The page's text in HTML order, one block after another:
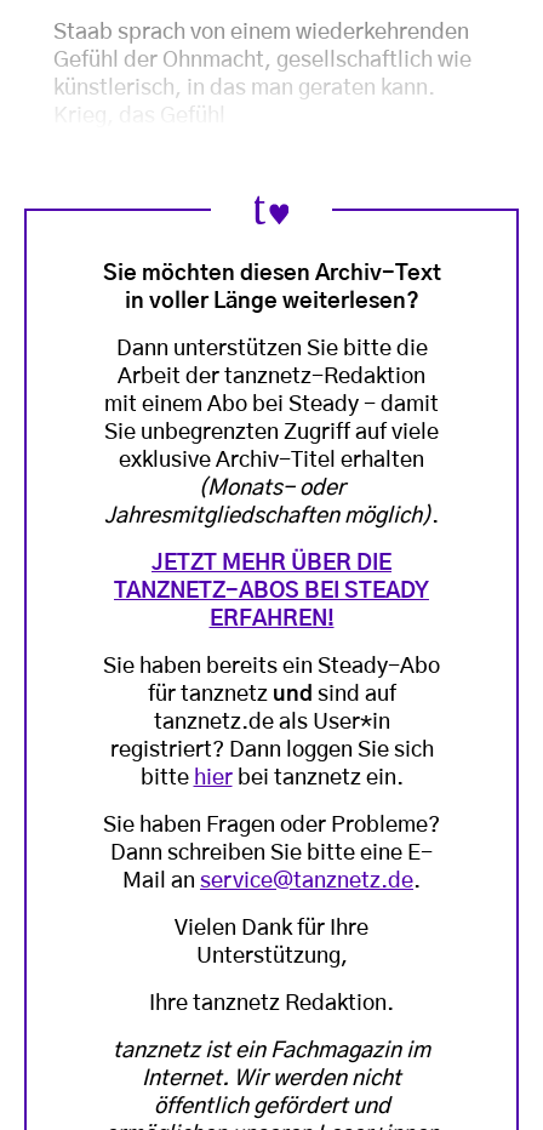
Staab sprach von einem wiederkehrenden
Gefühl der Ohnmacht, gesellschaftlich wie
künstlerisch, in das man geraten kann.
Krieg, das Gefühl
Sie möchten diesen Archiv-Text
in voller Länge weiterlesen?
Dann unterstützen Sie bitte die
Arbeit der tanznetz-Redaktion
mit einem Abo bei Steady - damit
Sie unbegrenzten Zugriff auf viele
exklusive Archiv-Titel erhalten
(Monats- oder
Jahresmitgliedschaften möglich).
JETZT MEHR ÜBER DIE
TANZNETZ-ABOS BEI STEADY
ERFAHREN!
Sie haben bereits ein Steady-Abo
für tanznetz und sind auf
tanznetz.de als User*in
registriert? Dann loggen Sie sich
bitte hierbei tanznetz ein.
Sie haben Fragen oder Probleme?
Dann schreiben Sie bitte eine E-
Mail an service@tanznetz.de.
Vielen Dank für Ihre
Unterstützung,
Ihre tanznetz Redaktion.
tanznetz ist ein Fachmagazin im
Internet. Wir werden nicht
öffentlich gefördert und